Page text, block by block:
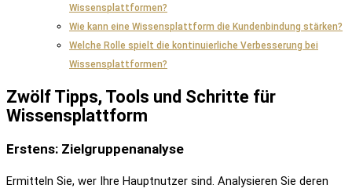
Wissensplattformen?
Wie kann eine Wissensplattform die Kundenbindung stärken?
Welche Rolle spielt die kontinuierliche Verbesserung bei
Wissensplattformen?
Zwölf Tipps, Tools und Schritte für
Wissensplattform
Erstens: Zielgruppenanalyse
Ermitteln Sie, wer Ihre Hauptnutzer sind. Analysieren Sie deren